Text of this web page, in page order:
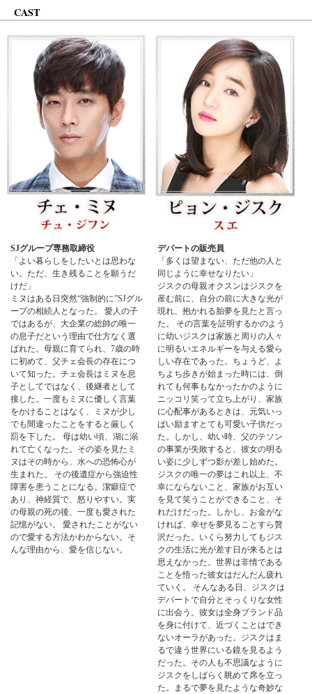
CAST
SJグループ専務取締役
「よい暮らしをしたいとは思わな
い。ただ、生き残ることを願うだ
けだ」
ミヌはある日突然“強制的に”SJグル
ープの相続人となった。 愛人の子
ではあるが、大企業の総帥の唯一
の息子だという理由で仕方なく選
ばれた。母親に育てられ、7歳の時
に初めて、父チェ会長の存在につ
いて知った。チェ会長はミヌを息
子としてではなく、後継者として
接した。一度もミヌに優しく言葉
をかけることはなく、ミヌが少し
でも間違ったことをすると厳しく
罰を下した。 母は幼い頃、湖に溺
れて亡くなった。その姿を見たミ
ヌはその時から、水への恐怖心が
生まれた。 その後遺症から強迫性
障害を患うことになる。潔癖症で
あり、神経質で、怒りやすい。実
の母親の死の後、一度も愛された
記憶がない。 愛されたことがない
ので愛する方法かわからない。そ
んな理由から、愛を信じない。
デパートの販売員
「多くは望まない、ただ他の人と
同じように幸せなりたい」
ジスクの母親オクスンはジスクを
産む前に、自分の前に大きな光が
現れ、抱かれる胎夢を見たと言っ
た。 その言葉を証明するかのよう
に幼いジスクは家族と周りの人々
に明るいエネルギーを与える愛ら
しい存在であった。ちょうど、よ
ちよち歩きが始まった時には、倒
れても何事もなかったかのように
ニッコリ笑って立ち上がり、家族
に心配事があるときは、元気いっ
ぱい励ますとても可愛い子供だっ
た。しかし、幼い時、父のテソン
の事業が失敗すると、彼女の明る
い姿に少しずつ影が差し始めた。
ジスクの唯一の夢はこれ以上、不
幸にならないこと、家族がお互い
を見て笑うことができること、そ
れだけだった。しかし、お金がな
ければ、幸せを夢見ることすら贅
沢だった。いくら努力してもジス
クの生活に光が差す日が来るとは
思えなかった。世界は非情である
ことを悟った彼女はだんだん疲れ
ていく。 そんなある日、ジスクは
デパートで自分とそっくりな女性
に出会う。彼女は全身ブランド品
を身に付けて、近づくことはでき
ないオーラがあった。ジスクはま
るで違う世界にいる鏡を見るよう
だった。その人も不思議なように
ジスクをしばらく眺めて席を立っ
た。まるで夢を見たような奇妙な